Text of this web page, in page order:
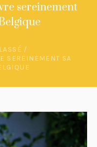
sereinement
/
SEREINEMENT SA